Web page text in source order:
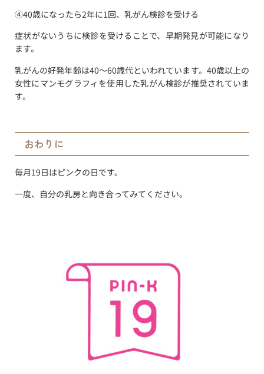
④40歳になったら2年に1回、乳がん検診を受ける
症状がないうちに検診を受けることで、早期発見が可能になり
ます。
乳がんの好発年齢は40～60歳代といわれています。40歳以上の
女性にマンモグラフィを使用した乳がん検診が推奨されていま
す。
おわりに
毎月19日はピンクの日です。
一度、自分の乳房と向き合ってみてください。